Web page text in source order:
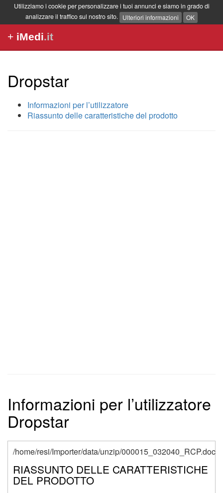
Utilizziamo i cookie per personalizzare i tuoi annunci e siamo in grado di
analizzare il traffico sul nostro sito. Ulteriori informazioni OK
+ iMedi.it
Dropstar
Informazioni per l’utilizzatore
Riassunto delle caratteristiche del prodotto
Informazioni per l’utilizzatore
Dropstar
/home/resi/Importer/data/unzip/000015_032040_RCP.doc
RIASSUNTO DELLE CARATTERISTICHE
DEL PRODOTTO